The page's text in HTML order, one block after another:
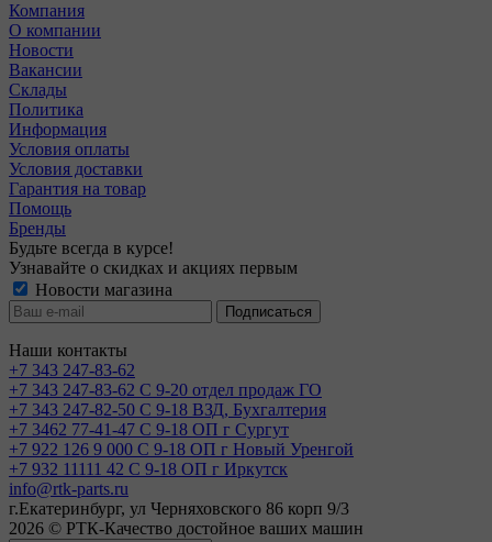
Компания
О компании
Новости
Вакансии
Склады
Политика
Информация
Условия оплаты
Условия доставки
Гарантия на товар
Помощь
Бренды
Будьте всегда в курсе!
Узнавайте о скидках и акциях первым
Новости магазина
Наши контакты
+7 343 247-83-62
+7 343 247-83-62 С 9-20 отдел продаж ГО
+7 343 247-82-50 С 9-18 ВЗД, Бухгалтерия
+7 3462 77-41-47 С 9-18 ОП г Сургут
+7 922 126 9 000 С 9-18 ОП г Новый Уренгой
+7 932 11111 42 С 9-18 ОП г Иркутск
info@rtk-parts.ru
г.Екатеринбург, ул Черняховского 86 корп 9/3
2026 © РТК-Качество достойное ваших машин